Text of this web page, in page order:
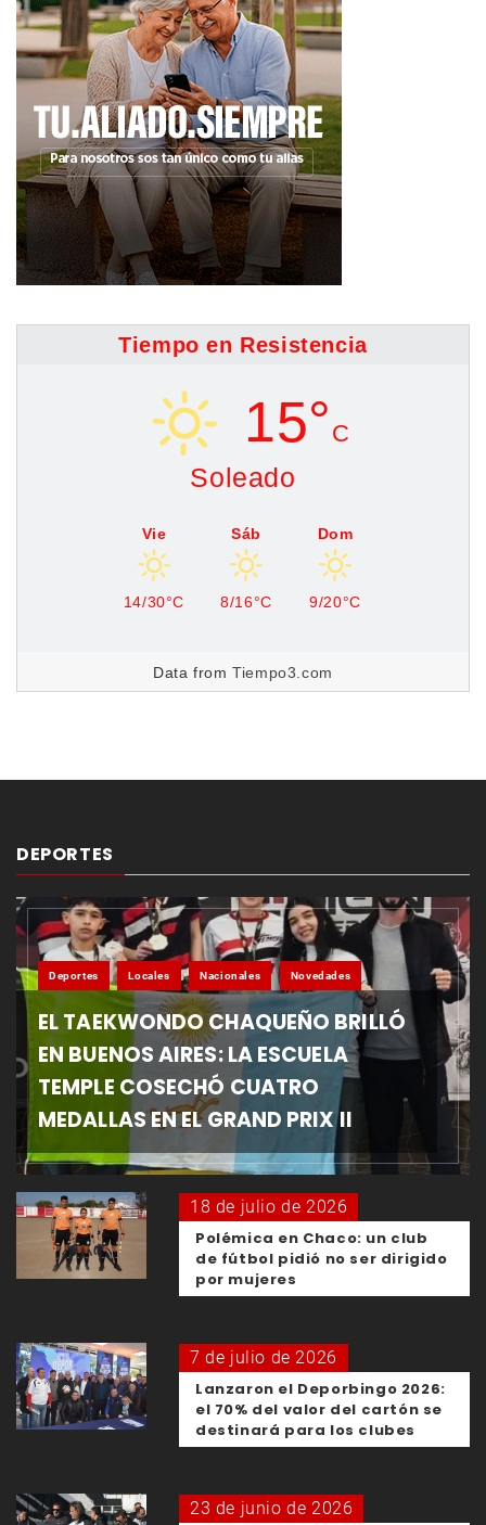
Tiempo en Resistencia
15° C
Soleado
Vie
14/30°C
Sáb
8/16°C
Dom
9/20°C
Data fromTiempo3.com
DEPORTES
Deportes Locales Nacionales Novedades
EL TAEKWONDO CHAQUEÑO BRILLÓ
EN BUENOS AIRES: LA ESCUELA
TEMPLE COSECHÓ CUATRO
MEDALLAS EN EL GRAND PRIX II
18 de julio de 2026
Polémica en Chaco: un club
de fútbol pidió no ser dirigido
por mujeres
7 de julio de 2026
Lanzaron el Deporbingo 2026:
el 70% del valor del cartón se
destinará para los clubes
23 de junio de 2026